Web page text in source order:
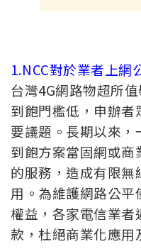
1.NCC對於業者上網
台灣4G網路物超所
到飽門檻低，申辦
要議題。長期以來
到飽方案當固網或
的服務，造成有限
用。為維護網路公平
權益，各家電信業
款，杜絕商業化應用